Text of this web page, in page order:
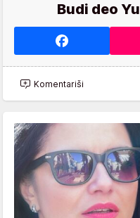
Budi deo
Komentariši